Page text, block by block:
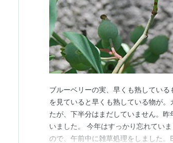
ブルーベリーの実、早くも熟してい
を見ていると早くも熟している物が
たが、下半分はまだしていません。
いました。 今年はすっかり忘れてい
ので、午前中に雑草処理をしました